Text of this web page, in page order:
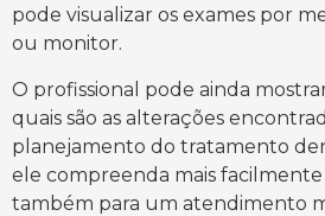
pode visualizar os exames por
ou monitor.
O profissional pode ainda
quais são as alterações
planejamento do tratamento
ele compreenda mais
também para um atendimento